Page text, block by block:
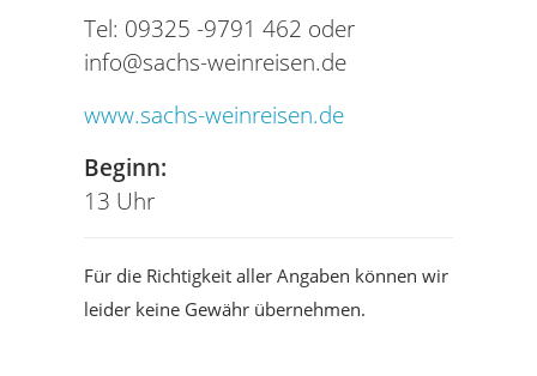
Tel: 09325 -9791 462 oder
info@sachs-weinreisen.de
www.sachs-weinreisen.de
Beginn:
13 Uhr
Für die Richtigkeit aller Angaben können wir
leider keine Gewähr übernehmen.